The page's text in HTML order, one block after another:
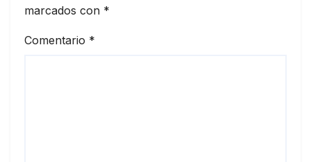
marcados con *
Comentario *